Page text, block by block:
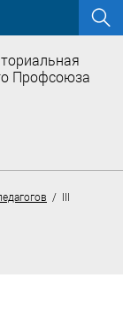
Профсоюза
/ III